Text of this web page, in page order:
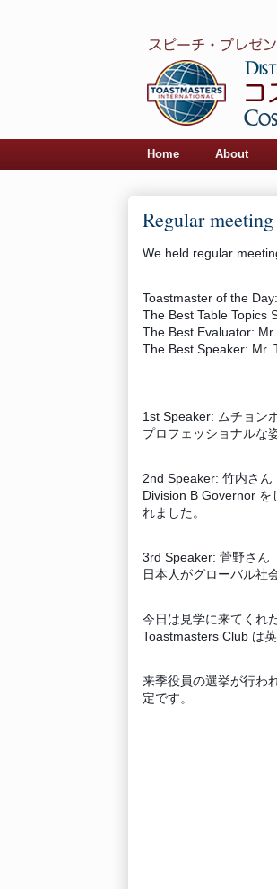
Home About
Regular
We held regular
Toastmaster of the
The Best Table Topics
The Best Evaluator:
The Best Speaker: Mr.
1st Speaker: ムチョン
プロフェッショナルな
2nd Speaker: 竹内さん
Division B Governor を
れました。
3rd Speaker: 菅野さん
日本人がグローバル社
今日は見学に来てくれ
Toastmasters Club は
来季役員の選挙が行わ
定です。